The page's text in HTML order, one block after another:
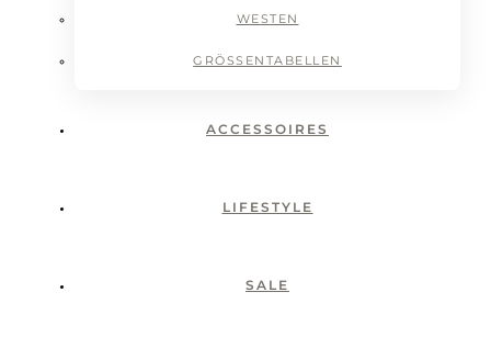
WESTEN
GRÖSSENTABELLEN
ACCESSOIRES
LIFESTYLE
SALE